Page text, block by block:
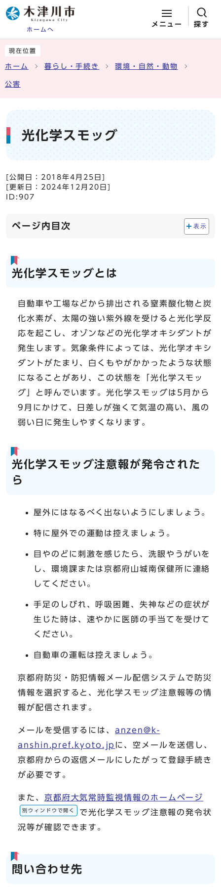
ホームへ
メニュー 探す
現在位置
ホーム 暮らし・手続き 環境・自然・動物
公害
光化学スモッグ
[公開日： 2018年4月25日
[更新日： 2024年12月20日
ID:907
ページ内目次 表示
光化学スモッグとは
自動車や工場などから排出される窒素酸化物と炭
化水素が、太陽の強い紫外線を受けると光化学反
応を起こし、オゾンなどの光化学オキシダントが
発生します。気象条件によっては、光化学オキシ
ダントがたまり、白くもやがかかったような状態
になることがあり、この状態を「光化学スモッ
グ」と呼んでいます。光化学スモッグは5月から
9月にかけて、日差しが強くて気温の高い、風の
弱い日に発生しやすくなります。
光化学スモッグ注意報が発令された
ら
屋外にはなるべく出ないようにしましょう。
特に屋外での運動は控えましょう。
目やのどに刺激を感じたら、洗眼やうがいを
し、環境課または京都府山城南保健所に連絡
してください。
手足のしびれ、呼吸困難、失神などの症状が
生じた時は、速やかに医師の手当てを受けて
ください。
自動車の運転は控えましょう。
京都府防災・防犯情報メール配信システムで防災
情報を選択すると、光化学スモッグ注意報等の情
報が配信されます。
メールを受信するには、anzen@k-
anshin.pref.kyoto.jp に、空メールを送信し、
京都府からの返信メールにしたがって登録手続き
が必要です。
また、 京都府大気常時監視情報のホームページ
別ウィンドウで開く
で光化学スモッグ注意報の発令状
況等が確認できます。
問い合わせ先